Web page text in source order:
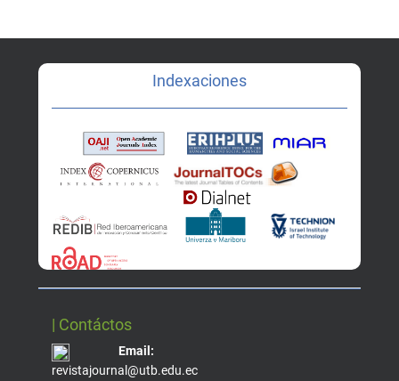
Indexaciones
| Contáctos
Email:
revistajournal@utb.edu.ec